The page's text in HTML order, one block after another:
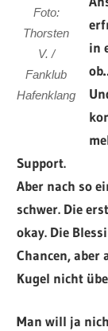
Foto:
Thorsten
V. /
Fanklub
Hafenklang
in
Support.
Aber nach so
schwer. Die
okay. Die
Chancen, aber
Kugel nicht
Man will ja